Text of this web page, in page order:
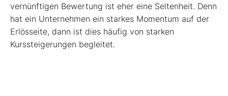
vernünftigen Bewertung ist eher eine Seltenheit. Denn
hat ein Unternehmen ein starkes Momentum auf der
Erlösseite, dann ist dies häufig von starken
Kurssteigerungen begleitet.